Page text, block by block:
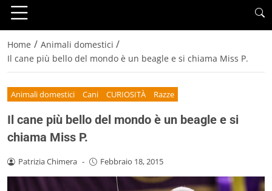
Home / Animali domestici /
Il cane più bello del mondo è un beagle e si chiama Miss P.
Animali domestici Cani CURIOSITÀ Razze
Il cane più bello del mondo è un beagle e si
chiama Miss P.
Patrizia Chimera - Febbraio 18, 2015